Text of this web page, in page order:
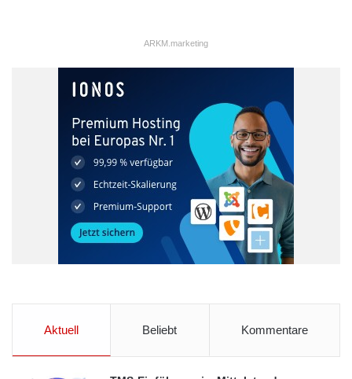
ARKM.marketing
Aktuell Beliebt Kommentare